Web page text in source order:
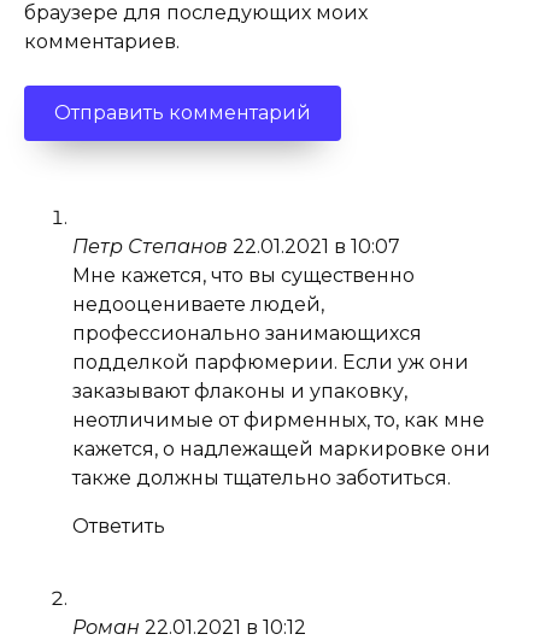
браузере для последующих моих
комментариев.
Петр Степанов 22.01.2021 в 10:07
Мне кажется, что вы существенно
недооцениваете людей,
профессионально занимающихся
подделкой парфюмерии. Если уж они
заказывают флаконы и упаковку,
неотличимые от фирменных, то, как мне
кажется, о надлежащей маркировке они
также должны тщательно заботиться.
Ответить
Роман 22.01.2021 в 10:12